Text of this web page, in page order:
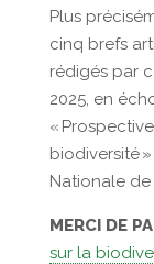
Plus
cinq brefs
rédigés par
2025, en
«
biodiversité
Nationale de
MERCI DE
sur la